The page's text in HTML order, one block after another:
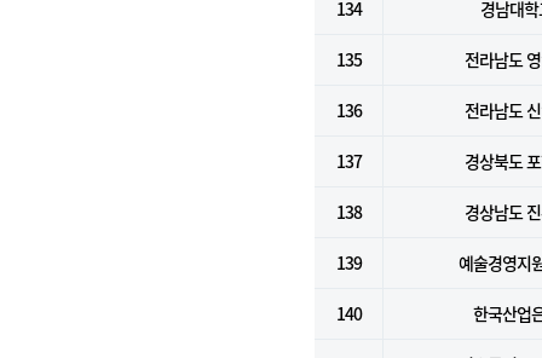
134 경남대
135 전라남도
136 전라남도
137 경상북도
138 경상남도
139 예술경영지
140 한국산업